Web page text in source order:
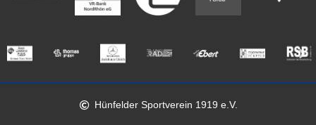
Hünfelder Sportverein 1919 e.V.